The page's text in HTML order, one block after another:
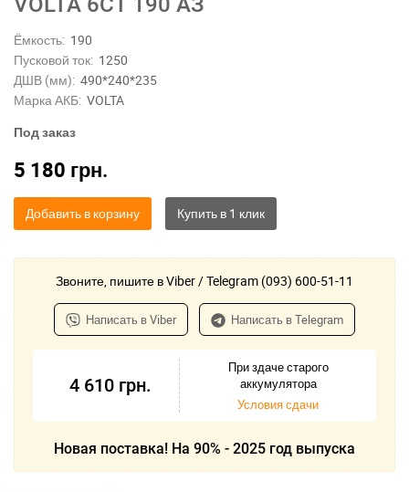
Ёмкость: 190
Пусковой ток: 1250
ДШВ (мм): 490*240*235
Марка АКБ: VOLTA
Под заказ
5 180 грн.
Добавить в корзину
Звоните, пишите в Viber / Telegram (093) 600-51-11
Написать в Viber Написать в Telegram
4 610 грн.
При здаче старого
аккумулятора
Условия сдачи
Новая поставка! На 90% - 2025 год выпуска